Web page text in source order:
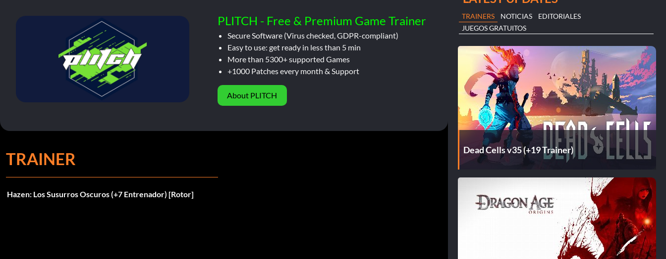
PLITCH - Free & Premium Game Trainer
Secure Software (Virus checked, GDPR-compliant)
Easy to use: get ready in less than 5 min
More than 5300+ supported Games
+1000 Patches every month & Support
About PLITCH
TRAINER
Hazen: Los Susurros Oscuros (+7 Entrenador) [Rotor]
TRAINERS NOTICIAS
EDITORIALES
JUEGOS GRATUITOS
Dead Cells v35 (+19 Trainer)